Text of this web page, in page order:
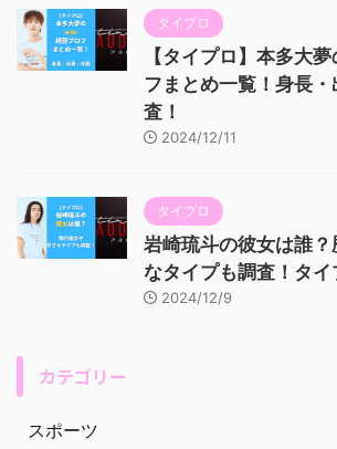
タイプロ
【タイプロ】本多大
フまとめ一覧！身長
査！
2024/12/11
タイプロ
岩崎琉斗の彼女は誰？
なタイプも調査！タイ
2024/12/9
カテゴリー
スポーツ